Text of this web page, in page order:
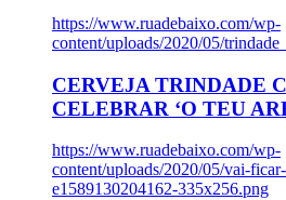
https://www.ruadebaixo.com/wp-
content/uploads/2020/05/
CERVEJA TRINDADE
CELEBRAR ‘O TEU
https://www.ruadebaixo.com/wp-
content/uploads/2020/05/vai-
e1589130204162-335x256.png